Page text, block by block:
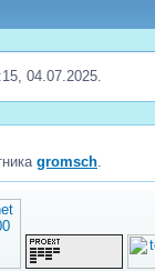
04.07.2025.
gromsch.